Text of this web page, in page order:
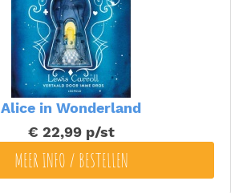
Alice in Wonderland
€ 22,99 p/st
MEER INFO / BESTELLEN